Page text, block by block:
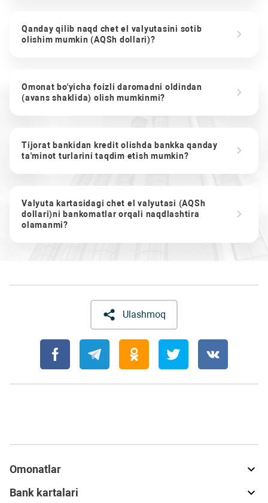
Qanday qilib naqd chet el valyutasini sotib
olishim mumkin (AQSh dollari)?
Omonat bo'yicha foizli daromadni oldindan
(avans shaklida) olish mumkinmi?
Tijorat bankidan kredit olishda bankka qanday
ta'minot turlarini taqdim etish mumkin?
Valyuta kartasidagi chet el valyutasi (AQSh
dollari)ni bankomatlar orqali naqdlashtira
olamanmi?
Ulashmoq
Omonatlar
Bank kartalari